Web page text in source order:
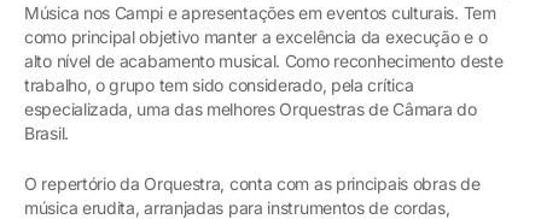
Música nos Campi e apresentações em eventos culturais. Tem
como principal objetivo manter a excelência da execução e o
alto nível de acabamento musical. Como reconhecimento deste
trabalho, o grupo tem sido considerado, pela crítica
especializada, uma das melhores Orquestras de Câmara do
Brasil.
O repertório da Orquestra, conta com as principais obras de
música erudita, arranjadas para instrumentos de cordas,